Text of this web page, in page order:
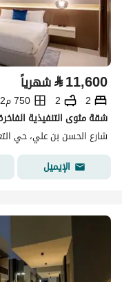
⃁11,600 شهرياً
2
2
750 م2
شارع الحسن بن علي، حي
الإيميل